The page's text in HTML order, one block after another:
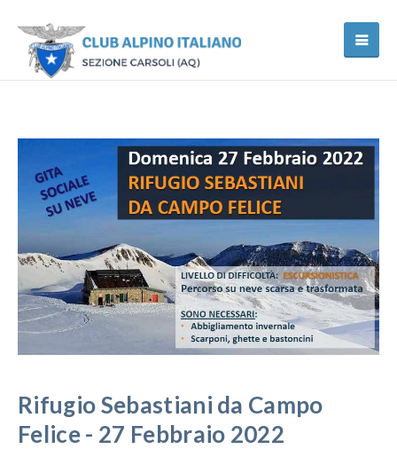
Rifugio Sebastiani da Campo
Felice - 27 Febbraio 2022